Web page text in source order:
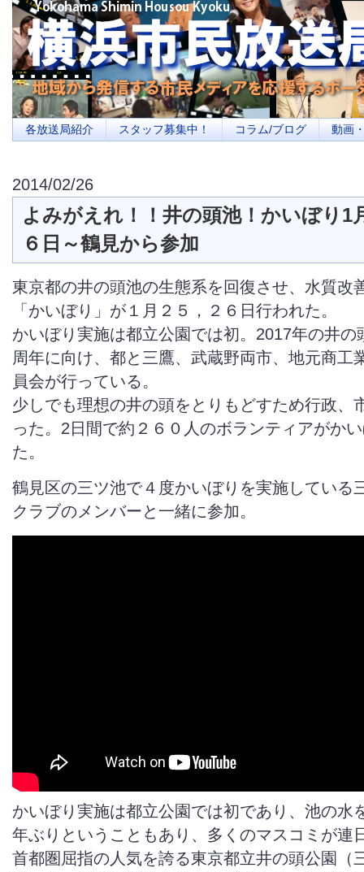
横浜の地域メディア、地域・市民・放送局・メディアを応援するポータルサ
を目指します
各放送局紹介 スタッフ募集中！ コラム/ブログ 動画
2014/02/26
よみがえれ！！井の頭池！かいぼり1
６日～鶴見から参加
東京都の井の頭池の生態系を回復させ、水質改
「かいぼり」が１月２５，２６日行われた。
かいぼり実施は都立公園では初。2017年の井の
周年に向け、都と三鷹、武蔵野両市、地元商工
員会が行っている。
少しでも理想の井の頭をとりもどすため行政、
った。2日間で約２６０人のボランティアがか
た。
鶴見区の三ツ池で４度かいぼりを実施している
クラブのメンバーと一緒に参加。
かいぼり実施は都立公園では初であり、池の水
年ぶりということもあり、多くのマスコミが連
首都圏屈指の人気を誇る東京都立井の頭公園（